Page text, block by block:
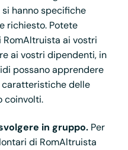
si hanno specifiche
richiesto. Potete
ai vostri
ai vostri dipendenti, in
possano apprendere
delle
coinvolti.
in gruppo. Per
di RomAltruista